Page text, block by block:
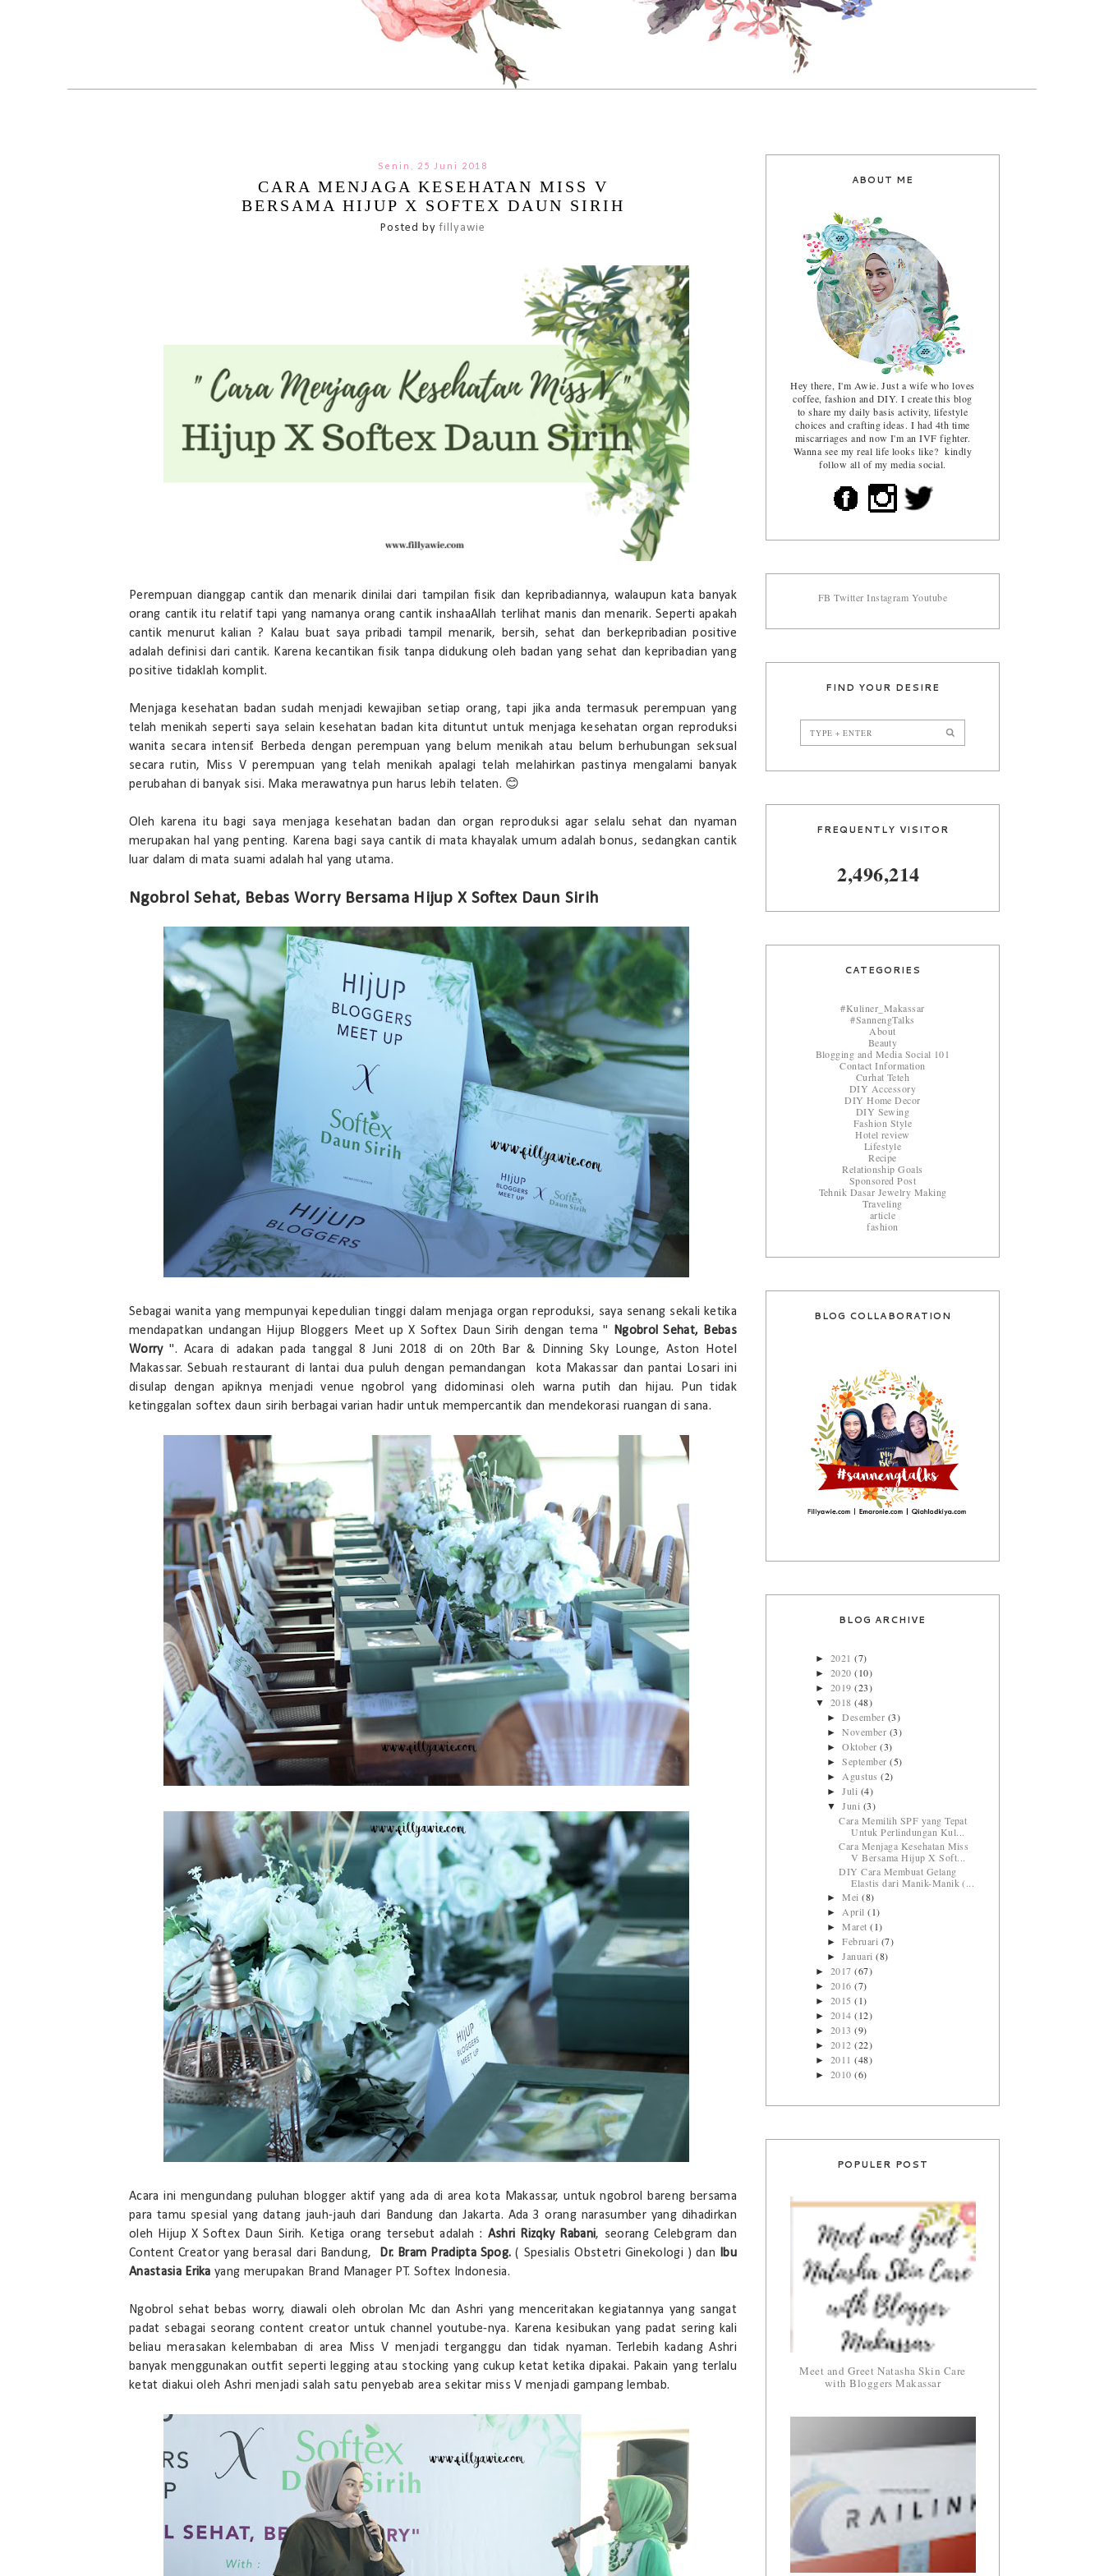
Senin, 25 Juni 2018
CARA MENJAGA KESEHATAN MISS V
BERSAMA HIJUP X SOFTEX DAUN SIRIH
Posted byfillyawie
Perempuan dianggap cantik dan menarik dinilai dari tampilan fisik dan kepribadiannya, walaupun kata banyak
orang cantik itu relatif tapi yang namanya orang cantik inshaaAllah terlihat manis dan menarik. Seperti apakah
cantik menurut kalian ? Kalau buat saya pribadi tampil menarik, bersih, sehat dan berkepribadian positive
adalah definisi dari cantik. Karena kecantikan fisik tanpa didukung oleh badan yang sehat dan kepribadian yang
positive tidaklah komplit.
Menjaga kesehatan badan sudah menjadi kewajiban setiap orang, tapi jika anda termasuk perempuan yang
telah menikah seperti saya selain kesehatan badan kita dituntut untuk menjaga kesehatan organ reproduksi
wanita secara intensif. Berbeda dengan perempuan yang belum menikah atau belum berhubungan seksual
secara rutin, Miss V perempuan yang telah menikah apalagi telah melahirkan pastinya mengalami banyak
perubahan di banyak sisi. Maka merawatnya pun harus lebih telaten. 😊
Oleh karena itu bagi saya menjaga kesehatan badan dan organ reproduksi agar selalu sehat dan nyaman
merupakan hal yang penting. Karena bagi saya cantik di mata khayalak umum adalah bonus, sedangkan cantik
luar dalam di mata suami adalah hal yang utama.
Ngobrol Sehat, Bebas Worry Bersama Hijup X Softex Daun Sirih
Sebagai wanita yang mempunyai kepedulian tinggi dalam menjaga organ reproduksi, saya senang sekali ketika
mendapatkan undangan Hijup Bloggers Meet up X Softex Daun Sirih dengan tema " Ngobrol Sehat, Bebas
Worry". Acara di adakan pada tanggal 8 Juni 2018 di on 20th Bar & Dinning Sky Lounge, Aston Hotel
Makassar. Sebuah restaurant di lantai dua puluh dengan pemandangan kota Makassar dan pantai Losari ini
disulap dengan apiknya menjadi venue ngobrol yang didominasi oleh warna putih dan hijau. Pun tidak
ketinggalan softex daun sirih berbagai varian hadir untuk mempercantik dan mendekorasi ruangan di sana.
Acara ini mengundang puluhan blogger aktif yang ada di area kota Makassar, untuk ngobrol bareng bersama
para tamu spesial yang datang jauh-jauh dari Bandung dan Jakarta. Ada 3 orang narasumber yang dihadirkan
oleh Hijup X Softex Daun Sirih. Ketiga orang tersebut adalah : Ashri Rizqky Rabani, seorang Celebgram dan
Content Creator yang berasal dari Bandung, Dr. Bram Pradipta Spog. ( Spesialis Obstetri Ginekologi ) dan Ibu
Anastasia Erika yang merupakan Brand Manager PT. Softex Indonesia.
Ngobrol sehat bebas worry, diawali oleh obrolan Mc dan Ashri yang menceritakan kegiatannya yang sangat
padat sebagai seorang content creator untuk channel youtube-nya. Karena kesibukan yang padat sering kali
beliau merasakan kelembaban di area Miss V menjadi terganggu dan tidak nyaman. Terlebih kadang Ashri
banyak menggunakan outfit seperti legging atau stocking yang cukup ketat ketika dipakai. Pakain yang terlalu
ketat diakui oleh Ashri menjadi salah satu penyebab area sekitar miss V menjadi gampang lembab.
ABOUT ME
Hey there, I'm Awie. Just a wife who loves
coffee, fashion and DIY. I create this blog
to share my daily basis activity, lifestyle
choices and crafting ideas. I had 4th time
miscarriages and now I'm an IVF fighter.
Wanna see my real life looks like? kindly
follow all of my media social.
FB Twitter Instagram Youtube
FIND YOUR DESIRE
FREQUENTLY VISITOR
2,496,214
CATEGORIES
#Kuliner_Makassar
#SannengTalks
About
Beauty
Blogging and Media Social 101
Contact Information
Curhat Teteh
DIY Accessory
DIY Home Decor
DIY Sewing
Fashion Style
Hotel review
Lifestyle
Recipe
Relationship Goals
Sponsored Post
Tehnik Dasar Jewelry Making
Traveling
article
fashion
BLOG COLLABORATION
BLOG ARCHIVE
► 2021(7)
► 2020(10)
► 2019(23)
▼ 2018(48)
►Desember (3)
►November (3)
►Oktober(3)
►September(5)
►Agustus(2)
►Juli (4)
▼Juni (3)
Cara Memilih SPF yang Tepat
Untuk Perlindungan Kul...
Cara Menjaga Kesehatan Miss
V Bersama Hijup X Soft...
DIY Cara Membuat Gelang
Elastis dari Manik-Manik (...
►Mei(8)
►April(1)
►Maret(1)
►Februari (7)
►Januari(8)
► 2017(67)
► 2016(7)
► 2015(1)
► 2014(12)
► 2013(9)
► 2012(22)
► 2011(48)
► 2010(6)
POPULER POST
Meet and Greet Natasha Skin Care
with Bloggers Makassar